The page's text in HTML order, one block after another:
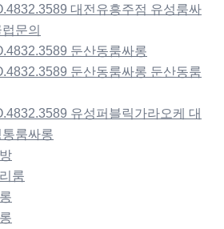
대전유흥주점 유성룸싸
문의
둔산동룸싸롱
둔산동룸싸롱 둔산동룸
유성퍼블릭가라오케 대
룸싸롱
룸